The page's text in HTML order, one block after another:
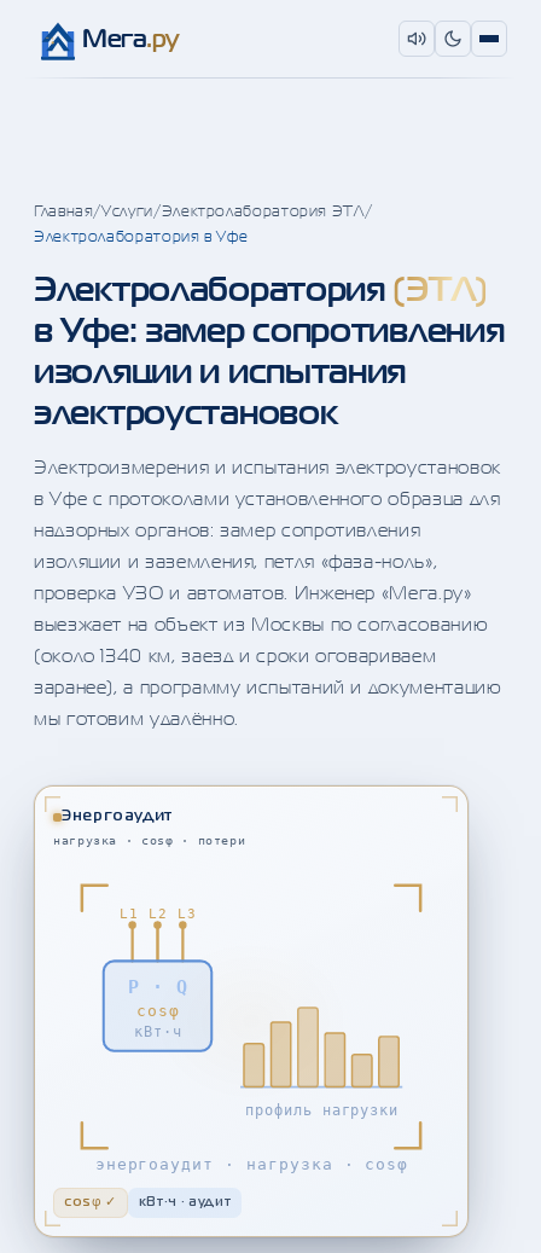
Мега.ру
Главная/Услуги/Электролаборатория ЭТЛ/
Электролаборатория в Уфе
Электролаборатория(ЭТЛ)
в Уфе: замер сопротивления
изоляции и испытания
электроустановок
Электроизмерения и испытания электроустановок
в Уфе с протоколами установленного образца для
надзорных органов: замер сопротивления
изоляции и заземления, петля «фаза-ноль»,
проверка УЗО и автоматов. Инженер «Мега.ру»
выезжает на объект из Москвы по согласованию
(около 1340 км, заезд и сроки оговариваем
заранее), а программу испытаний и документацию
мы готовим удалённо.
Энергоаудит
нагрузка · cosφ · потери
L1 L2 L3
P · Q
cosφ
кВт·ч
профиль нагрузки
энергоаудит · нагрузка · cosφ
cosφ ✓ кВт·ч · аудит